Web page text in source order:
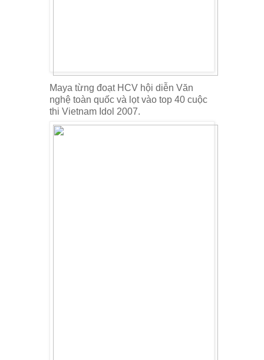
Maya từng đoạt HCV hội diễn Văn
nghệ toàn quốc và lọt vào top 40 cuộc
thi Vietnam Idol 2007.